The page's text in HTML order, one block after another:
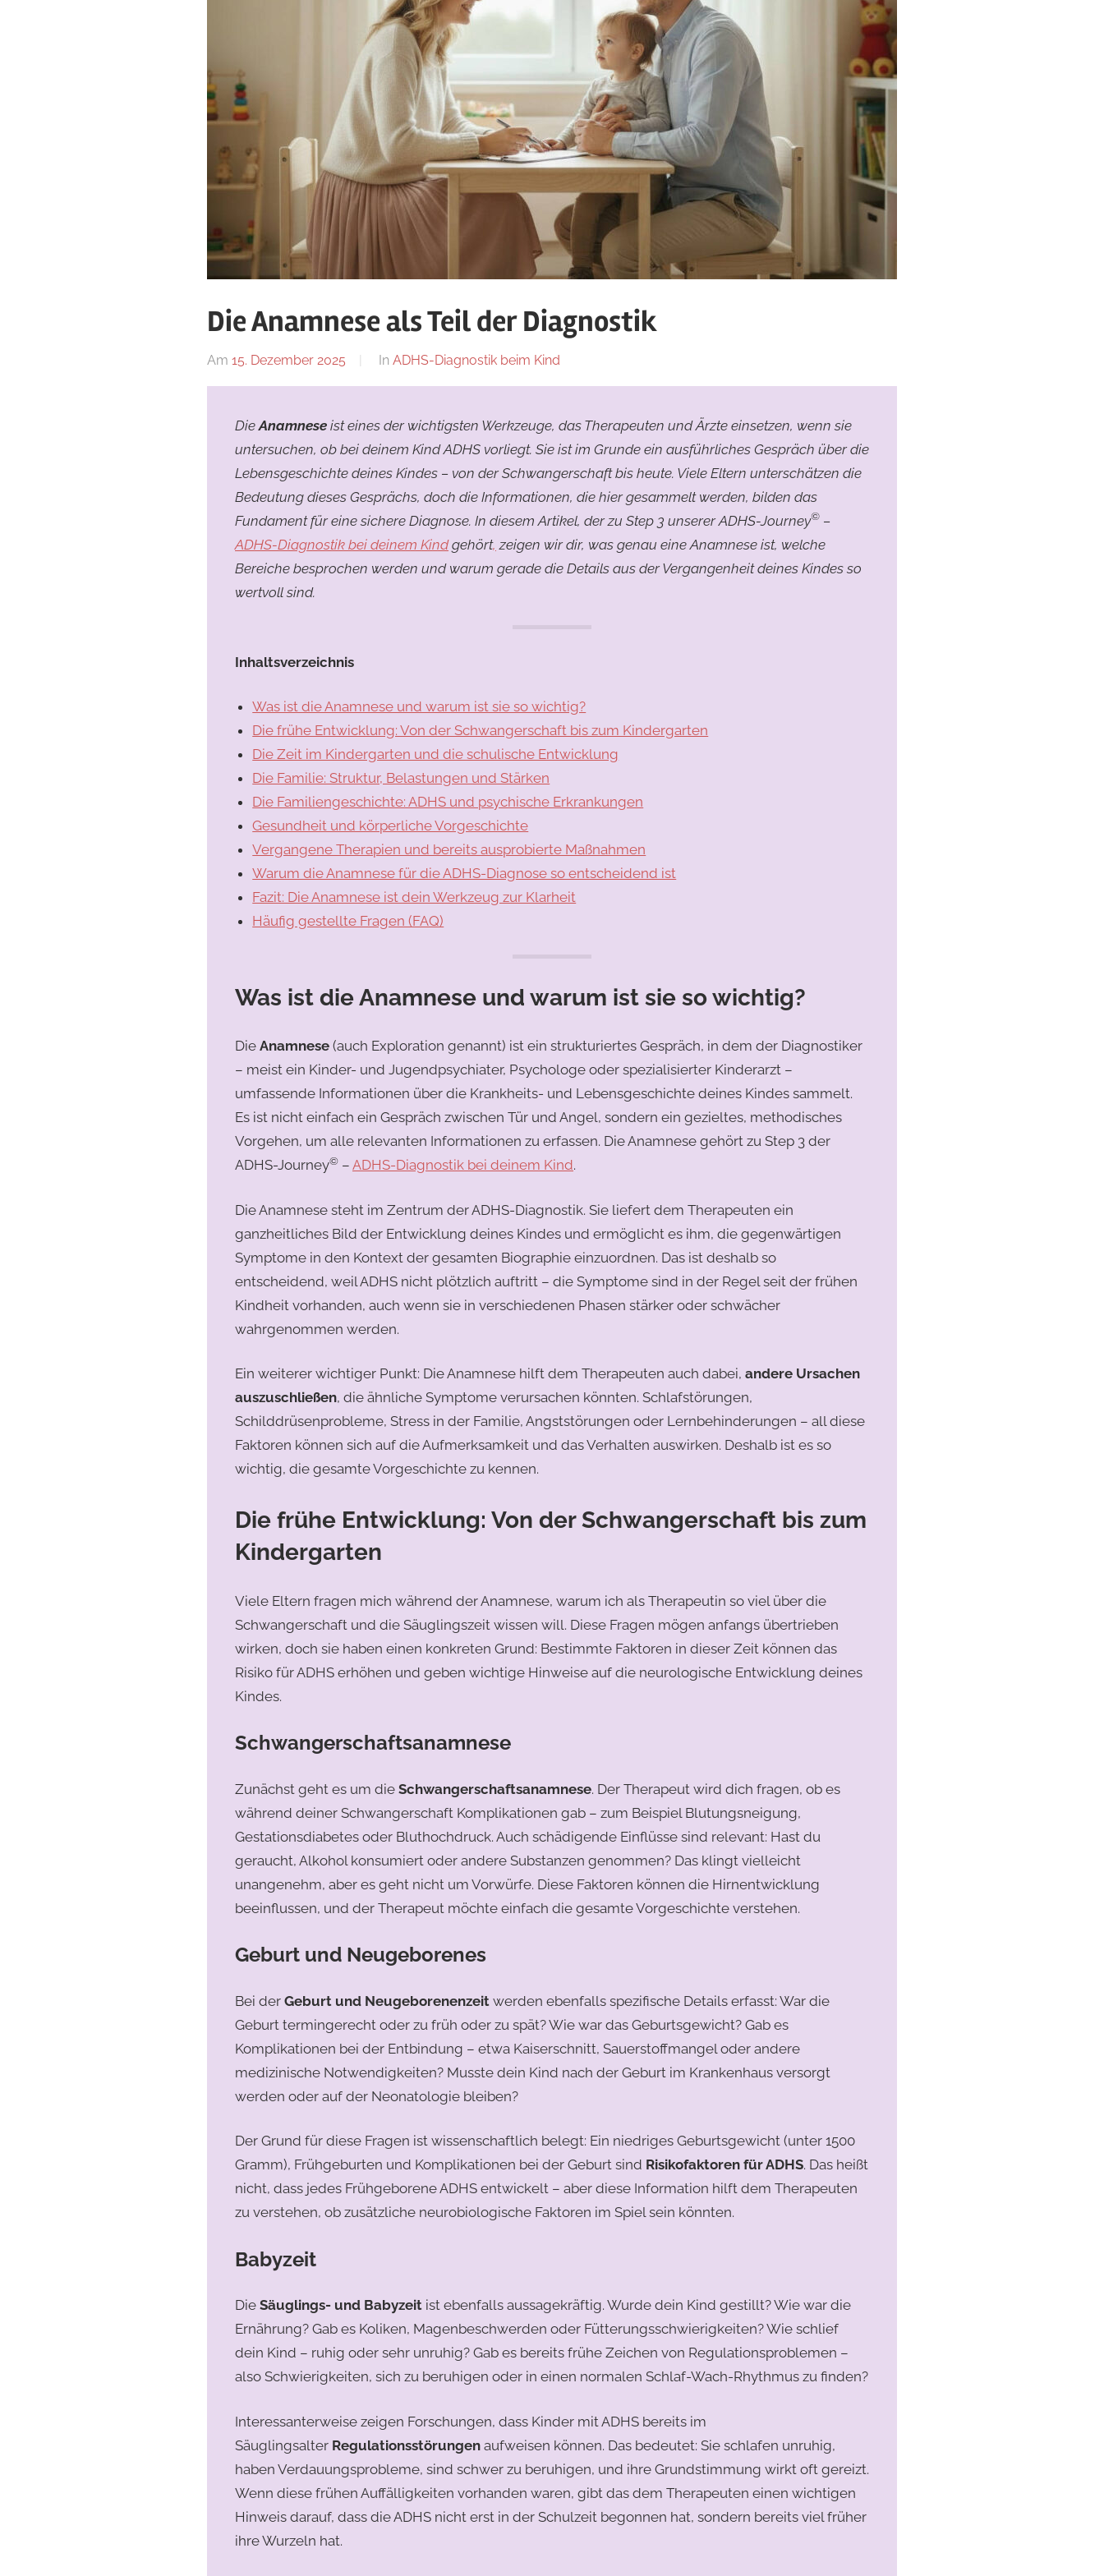
Die Anamnese als Teil der Diagnostik
Am 15. Dezember 2025
Von
Stephi
In ADHS-Diagnostik beim Kind
DieAnamnese ist eines der wichtigsten Werkzeuge, das Therapeuten und Ärzte einsetzen, wenn sie
untersuchen, ob bei deinem Kind ADHS vorliegt. Sie ist im Grunde ein ausführliches Gespräch über die
Lebensgeschichte deines Kindes – von der Schwangerschaft bis heute. Viele Eltern unterschätzen die
Bedeutung dieses Gesprächs, doch die Informationen, die hier gesammelt werden, bilden das
Fundament für eine sichere Diagnose. In diesem Artikel, der zu Step 3 unserer ADHS-Journey© –
ADHS-Diagnostik bei deinem Kindgehört, zeigen wir dir, was genau eine Anamnese ist, welche
Bereiche besprochen werden und warum gerade die Details aus der Vergangenheit deines Kindes so
wertvoll sind.
Inhaltsverzeichnis
Was ist die Anamnese und warum ist sie so wichtig?
Die frühe Entwicklung: Von der Schwangerschaft bis zum Kindergarten
Die Zeit im Kindergarten und die schulische Entwicklung
Die Familie: Struktur, Belastungen und Stärken
Die Familiengeschichte: ADHS und psychische Erkrankungen
Gesundheit und körperliche Vorgeschichte
Vergangene Therapien und bereits ausprobierte Maßnahmen
Warum die Anamnese für die ADHS-Diagnose so entscheidend ist
Fazit: Die Anamnese ist dein Werkzeug zur Klarheit
Häufig gestellte Fragen (FAQ)
Was ist die Anamnese und warum ist sie so wichtig?
Die Anamnese (auch Exploration genannt) ist ein strukturiertes Gespräch, in dem der Diagnostiker
– meist ein Kinder- und Jugendpsychiater, Psychologe oder spezialisierter Kinderarzt –
umfassende Informationen über die Krankheits- und Lebensgeschichte deines Kindes sammelt.
Es ist nicht einfach ein Gespräch zwischen Tür und Angel, sondern ein gezieltes, methodisches
Vorgehen, um alle relevanten Informationen zu erfassen. Die Anamnese gehört zu Step 3 der
ADHS-Journey© – ADHS-Diagnostik bei deinem Kind.
Die Anamnese steht im Zentrum der ADHS-Diagnostik. Sie liefert dem Therapeuten ein
ganzheitliches Bild der Entwicklung deines Kindes und ermöglicht es ihm, die gegenwärtigen
Symptome in den Kontext der gesamten Biographie einzuordnen. Das ist deshalb so
entscheidend, weil ADHS nicht plötzlich auftritt – die Symptome sind in der Regel seit der frühen
Kindheit vorhanden, auch wenn sie in verschiedenen Phasen stärker oder schwächer
wahrgenommen werden.
Ein weiterer wichtiger Punkt: Die Anamnese hilft dem Therapeuten auch dabei, andere Ursachen
auszuschließen, die ähnliche Symptome verursachen könnten. Schlafstörungen,
Schilddrüsenprobleme, Stress in der Familie, Angststörungen oder Lernbehinderungen – all diese
Faktoren können sich auf die Aufmerksamkeit und das Verhalten auswirken. Deshalb ist es so
wichtig, die gesamte Vorgeschichte zu kennen.​
Die frühe Entwicklung: Von der Schwangerschaft bis zum
Kindergarten
Viele Eltern fragen mich während der Anamnese, warum ich als Therapeutin so viel über die
Schwangerschaft und die Säuglingszeit wissen will. Diese Fragen mögen anfangs übertrieben
wirken, doch sie haben einen konkreten Grund: Bestimmte Faktoren in dieser Zeit können das
Risiko für ADHS erhöhen und geben wichtige Hinweise auf die neurologische Entwicklung deines
Kindes.
Schwangerschaftsanamnese
Zunächst geht es um die Schwangerschaftsanamnese. Der Therapeut wird dich fragen, ob es
während deiner Schwangerschaft Komplikationen gab – zum Beispiel Blutungsneigung,
Gestationsdiabetes oder Bluthochdruck. Auch schädigende Einflüsse sind relevant: Hast du
geraucht, Alkohol konsumiert oder andere Substanzen genommen? Das klingt vielleicht
unangenehm, aber es geht nicht um Vorwürfe. Diese Faktoren können die Hirnentwicklung
beeinflussen, und der Therapeut möchte einfach die gesamte Vorgeschichte verstehen.​
Geburt und Neugeborenes
Bei der Geburt und Neugeborenenzeit werden ebenfalls spezifische Details erfasst: War die
Geburt termingerecht oder zu früh oder zu spät? Wie war das Geburtsgewicht? Gab es
Komplikationen bei der Entbindung – etwa Kaiserschnitt, Sauerstoffmangel oder andere
medizinische Notwendigkeiten? Musste dein Kind nach der Geburt im Krankenhaus versorgt
werden oder auf der Neonatologie bleiben?​
Der Grund für diese Fragen ist wissenschaftlich belegt: Ein niedriges Geburtsgewicht (unter 1500
Gramm), Frühgeburten und Komplikationen bei der Geburt sind Risikofaktoren für ADHS. Das heißt
nicht, dass jedes Frühgeborene ADHS entwickelt – aber diese Information hilft dem Therapeuten
zu verstehen, ob zusätzliche neurobiologische Faktoren im Spiel sein könnten.
Babyzeit
Die Säuglings- und Babyzeit ist ebenfalls aussagekräftig. Wurde dein Kind gestillt? Wie war die
Ernährung? Gab es Koliken, Magenbeschwerden oder Fütterungsschwierigkeiten? Wie schlief
dein Kind – ruhig oder sehr unruhig? Gab es bereits frühe Zeichen von Regulationsproblemen –
also Schwierigkeiten, sich zu beruhigen oder in einen normalen Schlaf-Wach-Rhythmus zu finden?​
Interessanterweise zeigen Forschungen, dass Kinder mit ADHS bereits im
Säuglingsalter Regulationsstörungen aufweisen können. Das bedeutet: Sie schlafen unruhig,
haben Verdauungsprobleme, sind schwer zu beruhigen, und ihre Grundstimmung wirkt oft gereizt.
Wenn diese frühen Auffälligkeiten vorhanden waren, gibt das dem Therapeuten einen wichtigen
Hinweis darauf, dass die ADHS nicht erst in der Schulzeit begonnen hat, sondern bereits viel früher
ihre Wurzeln hat.